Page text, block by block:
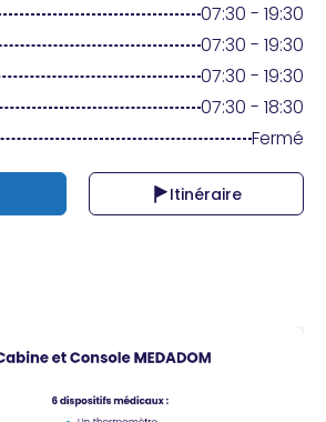
07:30 - 19:30
07:30 - 19:30
07:30 - 19:30
07:30 - 18:30
Fermé
Itinéraire